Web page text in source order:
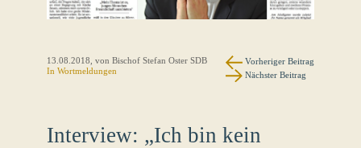
13.08.2018 , von Bischof Stefan Oster SDB
InWortmeldungen
Vorheriger Beitrag
Nächster Beitrag
Interview: „Ich bin kein